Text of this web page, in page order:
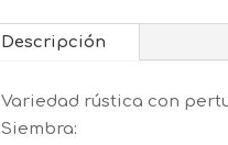
Descripción
Variedad rústica con
Siembra: